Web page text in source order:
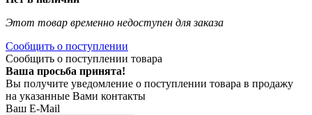
Этот товар временно недоступен для заказа
Сообщить о поступлении
Сообщить о поступлении товара
Ваша просьба принята!
Вы получите уведомление о поступлении товара в продажу
на указанные Вами контакты
Ваш E-Mail